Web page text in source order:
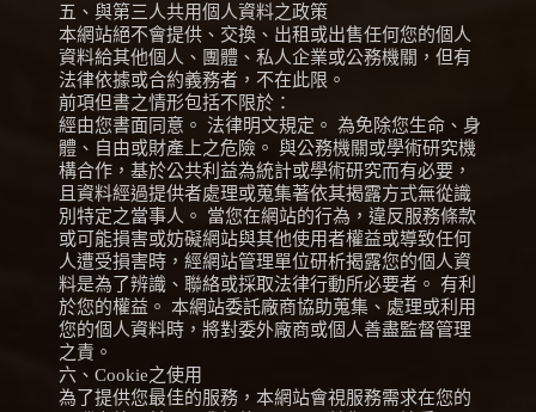
五、與第三人共用個人資料之政策
本網站絕不會提供、交換、出租或出售任何您的個人
資料給其他個人、團體、私人企業或公務機關，但有
法律依據或合約義務者，不在此限。
前項但書之情形包括不限於：
經由您書面同意。 法律明文規定。 為免除您生命、身
體、自由或財產上之危險。 與公務機關或學術研究機
構合作，基於公共利益為統計或學術研究而有必要，
且資料經過提供者處理或蒐集著依其揭露方式無從識
別特定之當事人。 當您在網站的行為，違反服務條款
或可能損害或妨礙網站與其他使用者權益或導致任何
人遭受損害時，經網站管理單位研析揭露您的個人資
料是為了辨識、聯絡或採取法律行動所必要者。 有利
於您的權益。 本網站委託廠商協助蒐集、處理或利用
您的個人資料時，將對委外廠商或個人善盡監督管理
之責。
六、Cookie之使用
為了提供您最佳的服務，本網站會視服務需求在您的